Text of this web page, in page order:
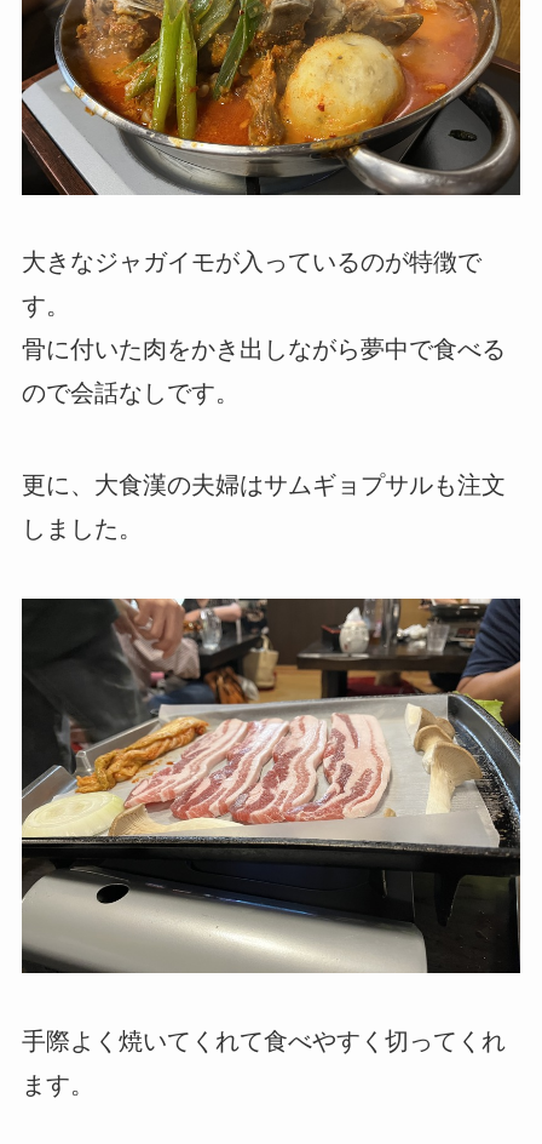
大きなジャガイモが入っているのが特徴で
す。
骨に付いた肉をかき出しながら夢中で食べる
ので会話なしです。
更に、大食漢の夫婦はサムギョプサルも注文
しました。
手際よく焼いてくれて食べやすく切ってくれ
ます。